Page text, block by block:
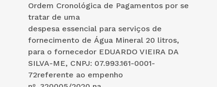
Ordem Cronológica de Pagamentos por se
tratar de uma
despesa essencial para serviços de
fornecimento de Água Mineral 20 litros,
para o fornecedor EDUARDO VIEIRA DA
SILVA-ME, CNPJ: 07.993.161-0001-
72referente ao empenho